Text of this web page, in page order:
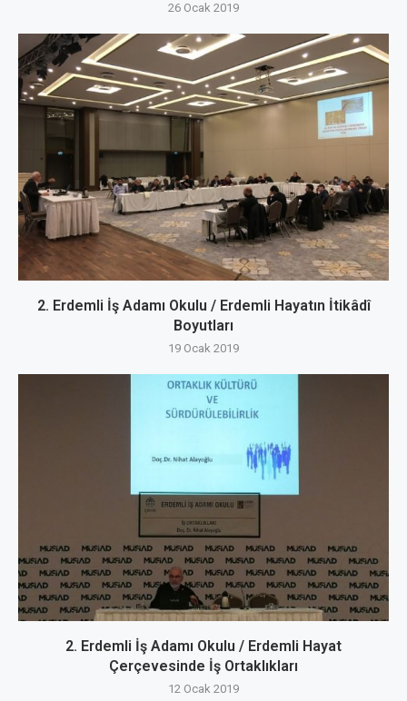
26 Ocak 2019
2. Erdemli İş Adamı Okulu / Erdemli Hayatın İtikâdî
Boyutları
19 Ocak 2019
2. Erdemli İş Adamı Okulu / Erdemli Hayat
Çerçevesinde İş Ortaklıkları
12 Ocak 2019